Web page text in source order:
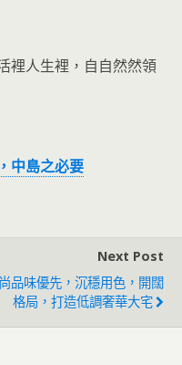
裡人生裡，自自然然領
中島之必要
Next Post
品味優先，沉穩用色，開闊
格局，打造低調奢華大宅